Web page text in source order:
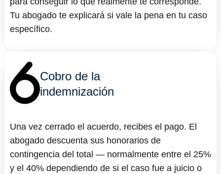
Tu abogado te explicará si vale la pena en tu caso
específico.
Cobro de la
indemnización
Una vez cerrado el acuerdo, recibes el pago. El
abogado descuenta sus honorarios de
contingencia del total — normalmente entre el 25%
y el 40% dependiendo de si el caso fue a juicio o